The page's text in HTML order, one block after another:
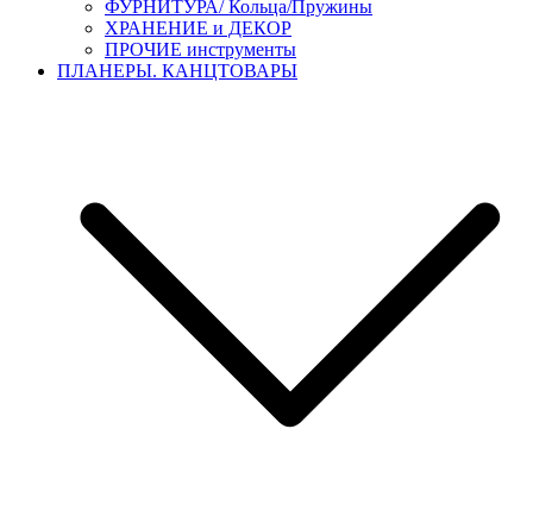
ФУРНИТУРА/ Кольца/Пружины
ХРАНЕНИЕ и ДЕКОР
ПРОЧИЕ инструменты
ПЛАНЕРЫ. КАНЦТОВАРЫ